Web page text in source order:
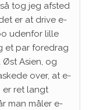
tog jeg afsted
er at drive e-
udenfor lille
et par foredrag
Øst Asien, og
over, at e-
er ret langt
man måler e-